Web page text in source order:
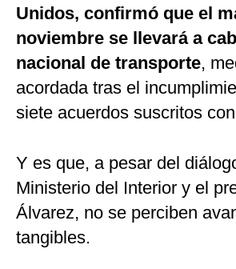
Unidos, confirmó que el
noviembre se llevará a
nacional de transporte,
acordada tras el
siete acuerdos suscritos
Y es que, a pesar del
Ministerio del Interior y el
Álvarez, no se perciben
tangibles.